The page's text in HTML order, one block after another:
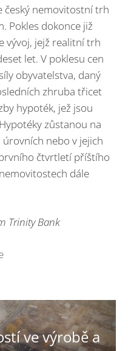
český nemovitostní trh
Pokles dokonce již
vývoj, jejž realitní trh
let. V poklesu cen
obyvatelstva, daný
zhruba třicet
hypoték, jež jsou
zůstanou na
úrovních nebo v jejich
čtvrtletí příštího
dále
Trinity Bank
ve výrobě a